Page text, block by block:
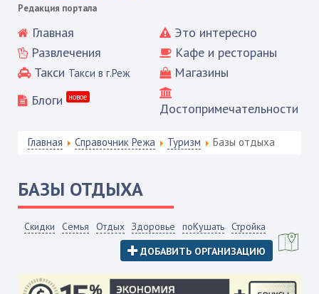
Редакция портала
Главная
Это интересно
Развлечения
Кафе и рестораны
Такси Такси в г.Реж
Магазины
Блоги
новое
Достопримечательности
Главная Справочник Режа Туризм Базы отдыха
БАЗЫ ОТДЫХА
Скидки Семья Отдых Здоровье поКушать Стройка
ДОБАВИТЬ ОРГАНИЗАЦИЮ